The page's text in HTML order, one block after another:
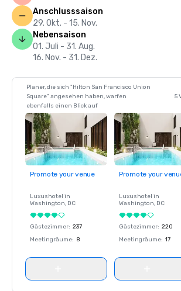
Anschlusssaison
29. Okt. - 15. Nov.
Nebensaison
01. Juli - 31. Aug.
16. Nov. - 31. Dez.
Planer, die sich "Hilton San Francisco Union
Square" angesehen haben, warfen
ebenfalls einen Blick auf
5
Promote your venue
Luxushotel in
Washington, DC
Gästezimmer: 237
Meetingräume: 8
Promote your
Luxushotel in
Washington, DC
Gästezimmer: 220
Meetingräume: 17